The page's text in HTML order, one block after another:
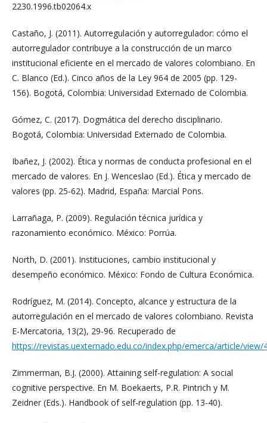
2230.1996.tb02064.x
Castaño, J. (2011). Autorregulación y autorregulador: cómo el
autorregulador contribuye a la construcción de un marco
institucional eficiente en el mercado de valores colombiano. En
C. Blanco (Ed.). Cinco años de la Ley 964 de 2005 (pp. 129-
156). Bogotá, Colombia: Universidad Externado de Colombia.
Gómez, C. (2017). Dogmática del derecho disciplinario.
Bogotá, Colombia: Universidad Externado de Colombia.
Ibañez, J. (2002). Ética y normas de conducta profesional en el
mercado de valores. En J. Wenceslao (Ed.). Ética y mercado de
valores (pp. 25-62). Madrid, España: Marcial Pons.
Larrañaga, P. (2009). Regulación técnica jurídica y
razonamiento económico. México: Porrúa.
North, D. (2001). Instituciones, cambio institucional y
desempeño económico. México: Fondo de Cultura Económica.
Rodríguez, M. (2014). Concepto, alcance y estructura de la
autorregulación en el mercado de valores colombiano. Revista
E-Mercatoria, 13(2), 29-96. Recuperado de
https://revistas.uexternado.edu.co/index.php/emerca/article/view/
Zimmerman, B.J. (2000). Attaining self-regulation: A social
cognitive perspective. En M. Boekaerts, P.R. Pintrich y M.
Zeidner (Eds.). Handbook of self-regulation (pp. 13-40).